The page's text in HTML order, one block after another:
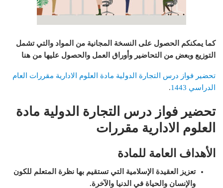
كما يمكنكم الحصول على النسخة المجانية من المواد والتي تشمل
التوزيع وبعض من التحاضير وأوراق العمل والحصول عليها من هنا
تحضير فواز درس التجارة الدولية مادة العلوم الادارية مقررات العام
الدراسي 1443
.
تحضير فواز درس التجارة الدولية مادة
العلوم الادارية مقررات
الأهداف العامة للمادة
تعزيز العقيدة الإسلامية التي تستقيم بها نظرة المتعلم للكون
والإنسان والحياة في الدنيا والآخرة.